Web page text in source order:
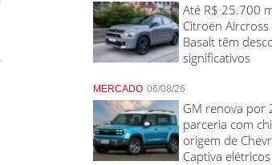
Até R$ 25.700
Citroën Aircross
Basalt têm
significativos
MERCADO 06/08/26
GM renova por
parceria com
origem de
Captiva elétricos